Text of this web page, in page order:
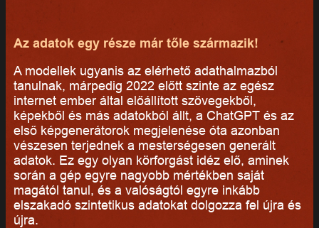
Az adatok egy része már tőle származik!
A modellek ugyanis az elérhető adathalmazból
tanulnak, márpedig 2022 előtt szinte az egész
internet ember által előállított szövegekből,
képekből és más adatokból állt, a ChatGPT és az
első képgenerátorok megjelenése óta azonban
vészesen terjednek a mesterségesen generált
adatok. Ez egy olyan körforgást idéz elő, aminek
során a gép egyre nagyobb mértékben saját
magától tanul, és a valóságtól egyre inkább
elszakadó szintetikus adatokat dolgozza fel újra és
újra.